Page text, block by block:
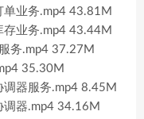
业务.mp4 43.81M
业务.mp4 43.44M
务.mp4 37.27M
35.30M
器服务.mp4 8.45M
调器.mp4 34.16M